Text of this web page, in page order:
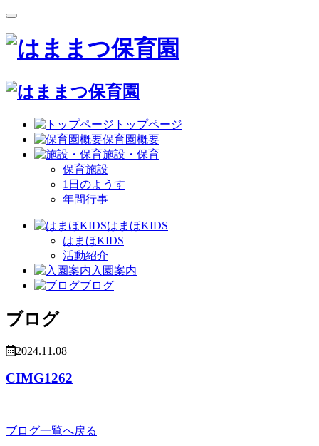
トップページ
保育園概要
施設・保育
保育施設
1日のようす
年間行事
はまほKIDS
はまほKIDS
活動紹介
入園案内
ブログ
ブログ
2024.11.08
CIMG1262
ブログ一覧へ戻る